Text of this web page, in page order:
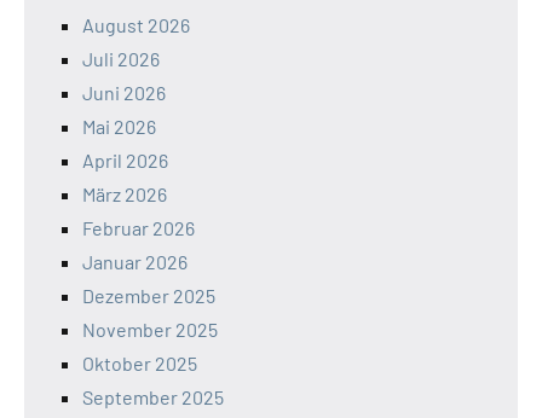
August 2026
Juli 2026
Juni 2026
Mai 2026
April 2026
März 2026
Februar 2026
Januar 2026
Dezember 2025
November 2025
Oktober 2025
September 2025